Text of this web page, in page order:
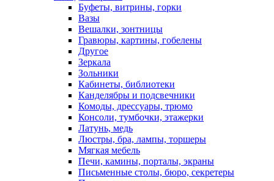
Буфеты, витрины, горки
Вазы
Вешалки, зонтницы
Гравюры, картины, гобелены
Другое
Зеркала
Зольники
Кабинеты, библиотеки
Канделябры и подсвечники
Комоды, дрессуары, трюмо
Консоли, тумбочки, этажерки
Латунь, медь
Люстры, бра, лампы, торшеры
Мягкая мебель
Печи, камины, порталы, экраны
Письменные столы, бюро, секретеры